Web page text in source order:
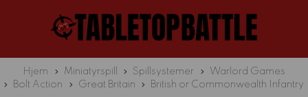
Hjem Miniatyrspill Spillsystemer
Warlord Games
Bolt Action
Great Britain British or Commonwealth Infantry